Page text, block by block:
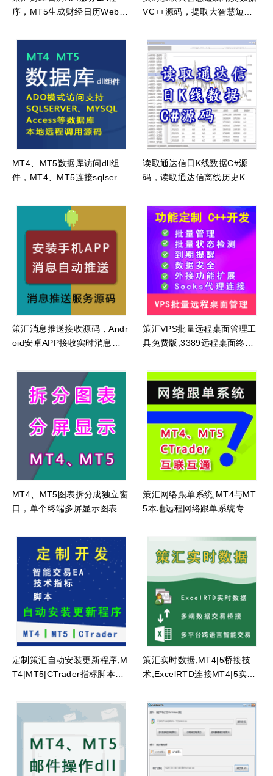
序，MT5生成财经日历Web A
VC++源码，提取大智慧短线
MT4、MT5数据库访问dll组
件，MT4、MT5连接sqlserve
读取通达信日K线数据C#源
码，读取通达信离线历史K线
缀文件源码
策汇消息推送接收源码，Andr
oid安卓APP接收实时消息，
机源码，MT4、MT5发送消息
到手机范例源码
策汇VPS批量远程桌面管理工
具免费版,3389远程桌面终端
MT4、MT5图表拆分成独立窗
口，单个终端多屏显示图表工
示器
策汇网络跟单系统,MT4与MT
5本地远程网络跟单系统专业
定制策汇自动安装更新程序,M
T4|MT5|CTrader指标脚本EA
策汇实时数据,MT4|5桥接技
术,ExcelRTD连接MT4|5实时